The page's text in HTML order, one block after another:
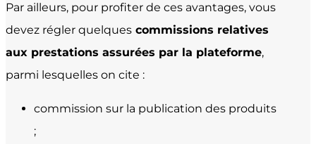
Par ailleurs, pour profiter de ces avantages, vous
devez régler quelques commissions relatives
aux prestations assurées par la plateforme,
parmi lesquelles on cite :
commission sur la publication des produits
;